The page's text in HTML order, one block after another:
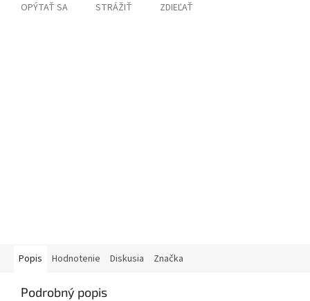
OPÝTAŤ SA STRÁŽIŤ ZDIEĽAŤ
Popis Hodnotenie Diskusia Značka
Podrobný popis